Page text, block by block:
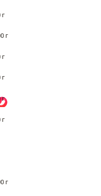
г
г
г
г
г
г
г